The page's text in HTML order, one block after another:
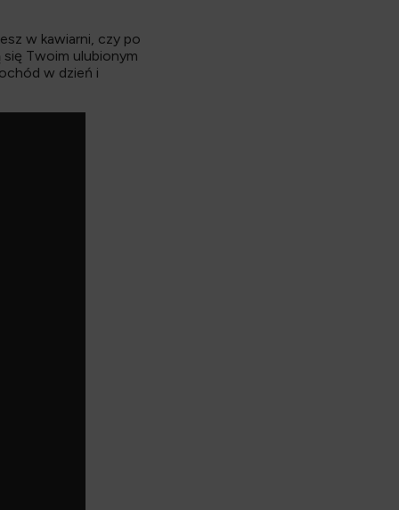
w kawiarni, czy po
Twoim ulubionym
w dzień i